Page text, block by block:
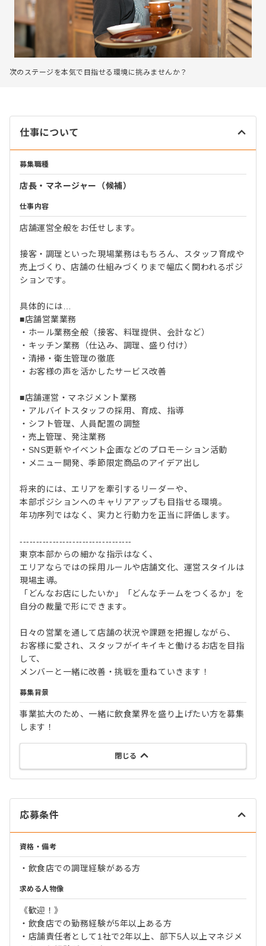
次のステージを本気で目指せる環境に挑みませんか？
仕事について
募集職種
店長・マネージャー（候補）
仕事内容
店舗運営全般をお任せします。
接客・調理といった現場業務はもちろん、スタッフ育成や
売上づくり、店舗の仕組みづくりまで幅広く関われるポジ
ションです。
具体的には…
■店舗営業業務
・ホール業務全般（接客、料理提供、会計など）
・キッチン業務（仕込み、調理、盛り付け）
・清掃・衛生管理の徹底
・お客様の声を活かしたサービス改善
■店舗運営・マネジメント業務
・アルバイトスタッフの採用、育成、指導
・シフト管理、人員配置の調整
・売上管理、発注業務
・SNS更新やイベント企画などのプロモーション活動
・メニュー開発、季節限定商品のアイデア出し
将来的には、エリアを牽引するリーダーや、
本部ポジションへのキャリアアップも目指せる環境。
年功序列ではなく、実力と行動力を正当に評価します。
----------------------------------
東京本部からの細かな指示はなく、
エリアならではの採用ルールや店舗文化、運営スタイルは
現場主導。
「どんなお店にしたいか」「どんなチームをつくるか」を
自分の裁量で形にできます。
日々の営業を通して店舗の状況や課題を把握しながら、
お客様に愛され、スタッフがイキイキと働けるお店を目指
して、
メンバーと一緒に改善・挑戦を重ねていきます！
募集背景
事業拡大のため、一緒に飲食業界を盛り上げたい方を募集
します！
閉じる
応募条件
資格・備考
・飲食店での調理経験がある方
求める人物像
《歓迎！》
・飲食店での勤務経験が5年以上ある方
・店舗責任者として1社で2年以上、部下5人以上マネジメ